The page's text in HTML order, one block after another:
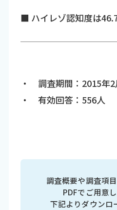
■ ハイレゾ認知度は
・ 調査期間：2015年2
・ 有効回答：556人
調査概要や調査項
PDFでご用意し
下記よりダウンロ